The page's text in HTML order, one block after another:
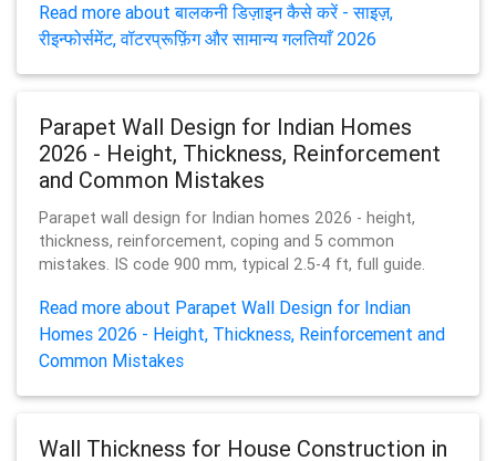
Read more about बालकनी डिज़ाइन कैसे करें - साइज़,
रीइन्फोर्समेंट, वॉटरप्रूफ़िंग और सामान्य गलतियाँ 2026
Parapet Wall Design for Indian Homes
2026 - Height, Thickness, Reinforcement
and Common Mistakes
Parapet wall design for Indian homes 2026 - height,
thickness, reinforcement, coping and 5 common
mistakes. IS code 900 mm, typical 2.5-4 ft, full guide.
Read more about Parapet Wall Design for Indian
Homes 2026 - Height, Thickness, Reinforcement and
Common Mistakes
Wall Thickness for House Construction in